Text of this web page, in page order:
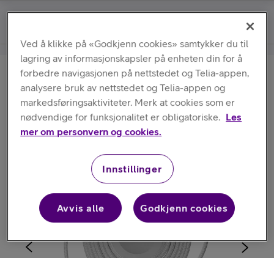
Statik
MagStack 2in1 Apple Watch
charger
Ved å klikke på «Godkjenn cookies» samtykker du til
lagring av informasjonskapsler på enheten din for å
forbedre navigasjonen på nettstedet og Telia-appen,
analysere bruk av nettstedet og Telia-appen og
markedsføringsaktiviteter. Merk at cookies som er
nødvendige for funksjonalitet er obligatoriske. Les
mer om personvern og cookies.
Innstillinger
Avvis alle Godkjenn cookies